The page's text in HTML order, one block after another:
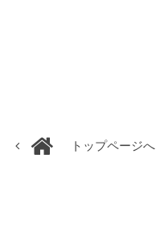
トップページへ